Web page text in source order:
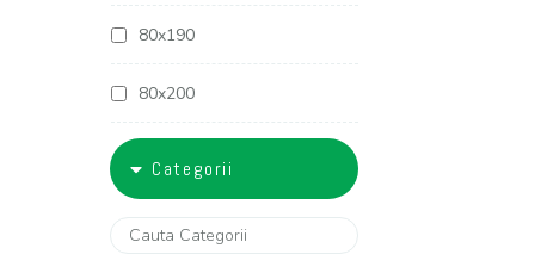
2500-3000
3000-4000
4000-5000
80x190
80x200
Categorii